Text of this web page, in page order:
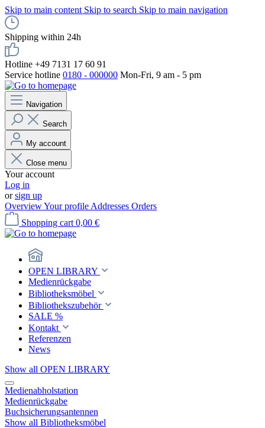
Skip to main content Skip to search Skip to main navigation
Shipping within 24h
Hotline +49 7131 17 60 91
Service hotline 0180 - 000000 Mon-Fri, 9 am - 5 pm
Navigation
Search
My account
Close menu
Your account
Log in
orsign up
OverviewYour profile Addresses Orders
Shopping cart 0,00 €
OPEN LIBRARY
Medienrückgabe
Bibliotheksmöbel
Bibliothekszubehör
SALE %
Kontakt
Referenzen
News
Show all OPEN LIBRARY
Medienabholstation
Medienrückgabe
Buchsicherungsantennen
Show all Bibliotheksmöbel